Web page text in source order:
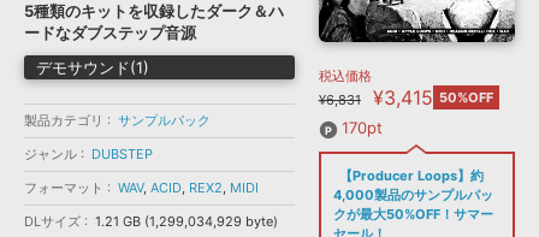
サンプルパック »
ソフトウェア／ツール »
DAW »
特集 »
ニュースレター »
SONICWIREブログ »
製品サポート情報 »
DTMガイド »
FAQ »
音楽カード
楽曲配信流通サービス
SONOCA
ソフト音源 プラグイン・エフェクト
ソフトウェア／ツール 効果音
フォーマット
ランキング
5種類のキットを収録したダーク＆ハ
ードなダブステップ音源
デモサウンド(1)
製品カテゴリ
サンプルパック
ジャンル
DUBSTEP
フォーマット
WAV, ACID, REX2, MIDI
DLサイズ
1.21 GB (1,299,034,929 byte)
税込価格
¥6,831
¥3,415 50%OFF
170pt
【Producer Loops】約
4,000製品のサンプルパッ
クが最大50%OFF！サマー
セール！